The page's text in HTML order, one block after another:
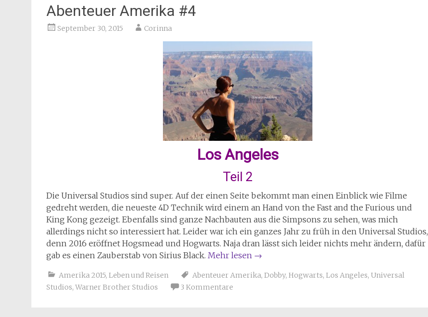
Abenteuer Amerika #4
September 30, 2015 Corinna
Los Angeles
Teil 2
Die Universal Studios sind super. Auf der einen Seite bekommt man einen Einblick wie Filme
gedreht werden, die neueste 4D Technik wird einem an Hand von the Fast and the Furious und
King Kong gezeigt. Ebenfalls sind ganze Nachbauten aus die Simpsons zu sehen, was mich
allerdings nicht so interessiert hat. Leider war ich ein ganzes Jahr zu früh in den Universal Studios,
denn 2016 eröffnet Hogsmead und Hogwarts. Naja dran lässt sich leider nichts mehr ändern, dafür
gab es einen Zauberstab von Sirius Black. Mehr lesen →
Amerika 2015, Leben und Reisen Abenteuer Amerika, Dobby, Hogwarts, Los Angeles, Universal
Studios, Warner Brother Studios 3 Kommentare